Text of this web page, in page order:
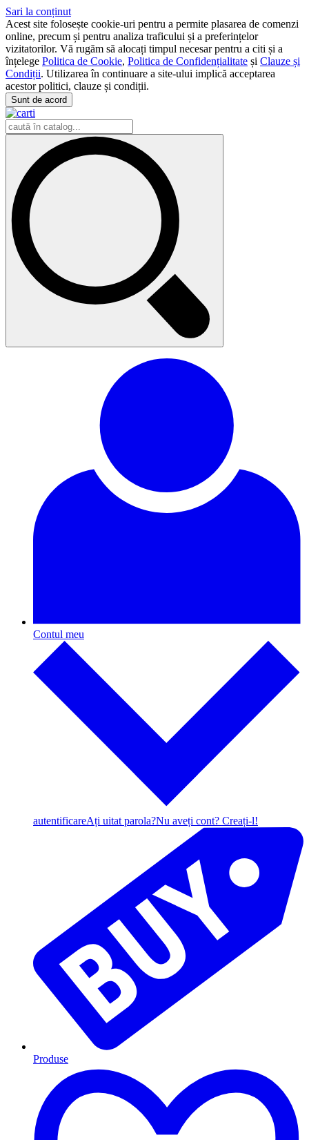
Sari la conținut
Acest site folosește cookie-uri pentru a permite plasarea de comenzi
online, precum și pentru analiza traficului și a preferințelor
vizitatorilor. Vă rugăm să alocați timpul necesar pentru a citi și a
înțelege Politica de Cookie, Politica de Confidențialitate și Clauze și
Condiții. Utilizarea în continuare a site-ului implică acceptarea
acestor politici, clauze și condiții.
Sunt de acord
Contul meu
autentificareAți uitat parola?Nu aveți cont? Creați-l!
Produse